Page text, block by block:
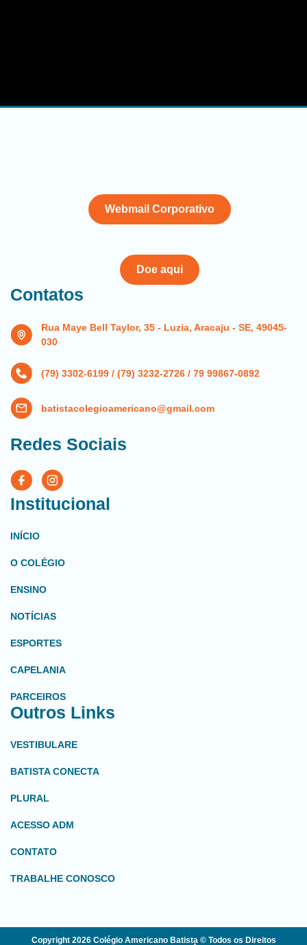
Webmail Corporativo
Doe aqui
Contatos
Rua Maye Bell Taylor, 35 - Luzia, Aracaju - SE, 49045-
030
(79) 3302-6199 / (79) 3232-2726 / 79 99867-0892
batistacolegioamericano@gmail.com
Redes Sociais
Institucional
INÍCIO
O COLÉGIO
ENSINO
NOTÍCIAS
ESPORTES
CAPELANIA
PARCEIROS
Outros Links
VESTIBULARE
BATISTA CONECTA
PLURAL
ACESSO ADM
CONTATO
TRABALHE CONOSCO
Copyright 2026 Colégio Americano Batista © Todos os Direitos